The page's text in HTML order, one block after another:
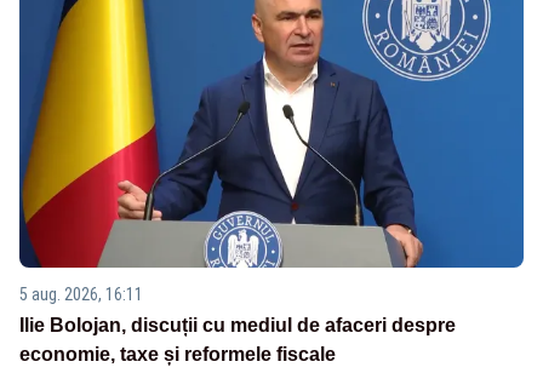
5 aug. 2026, 16:11
Ilie Bolojan, discuții cu mediul de afaceri despre
economie, taxe și reformele fiscale